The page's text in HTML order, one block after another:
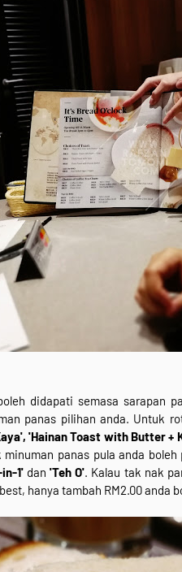
didapati semasa sarapan
panas pilihan anda. Untuk
'Hainan Toast with Butter +
panas pula anda boleh
1' dan 'Teh O'. Kalau tak nak
hanya tambah RM2.00 anda